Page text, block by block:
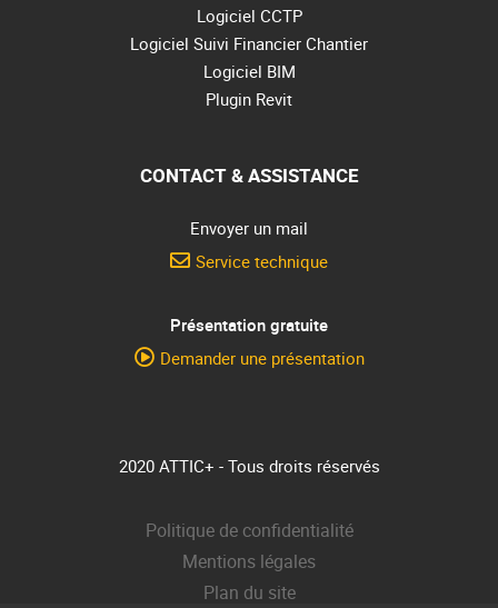
Logiciel CCTP
Logiciel Suivi Financier Chantier
Logiciel BIM
Plugin Revit
CONTACT & ASSISTANCE
Envoyer un mail
Service technique
Présentation gratuite
Demander une présentation
2020 ATTIC+ - Tous droits réservés
Politique de confidentialité
Mentions légales
Plan du site